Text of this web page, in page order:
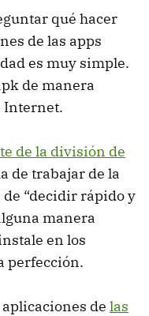
qué hacer
de las apps
es muy simple.
de manera
Internet.
de la división de
de trabajar de la
“decidir rápido y
manera
en los
perfección.
de las